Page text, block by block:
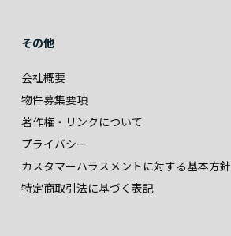
その他
会社概要
物件募集要項
著作権・リンクについて
プライバシー
カスタマーハラスメントに対する基本方針
特定商取引法に基づく表記